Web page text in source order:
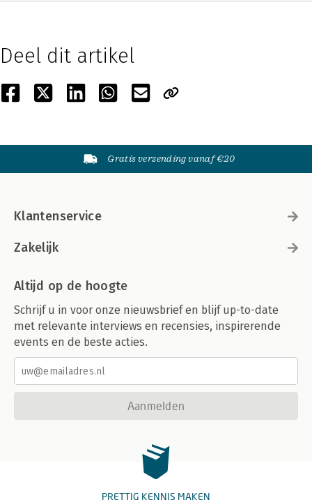
Deel dit artikel
Gratis verzending vanaf €20
Klantenservice
Zakelijk
Altijd op de hoogte
Schrijf u in voor onze nieuwsbrief en blijf up-to-date
met relevante interviews en recensies, inspirerende
events en de beste acties.
Aanmelden
PRETTIG KENNIS MAKEN